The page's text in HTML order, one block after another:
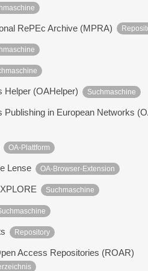
RePEc Archive (MPRA)
Helper (OAHelper) Suchmaschine
Publishing in European Networks
OA-Plattform
Lense OA-Browser-Extension
Suchmaschine
Repository
Access Repositories (ROAR)